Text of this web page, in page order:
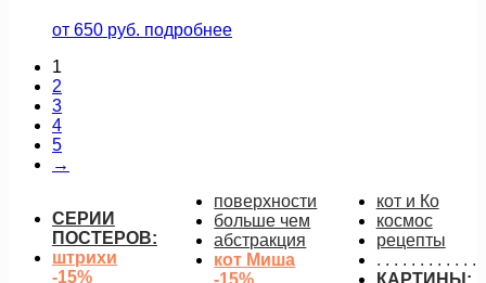
от 650 руб. подробнее
1
2
3
4
5
→
СЕРИИ
ПОСТЕРОВ:
штрихи
-15%
поверхности
больше чем
абстракция
кот Миша
-15%
кот и Ко
космос
рецепты
. . . . . . . . . . . .
КАРТИНЫ: